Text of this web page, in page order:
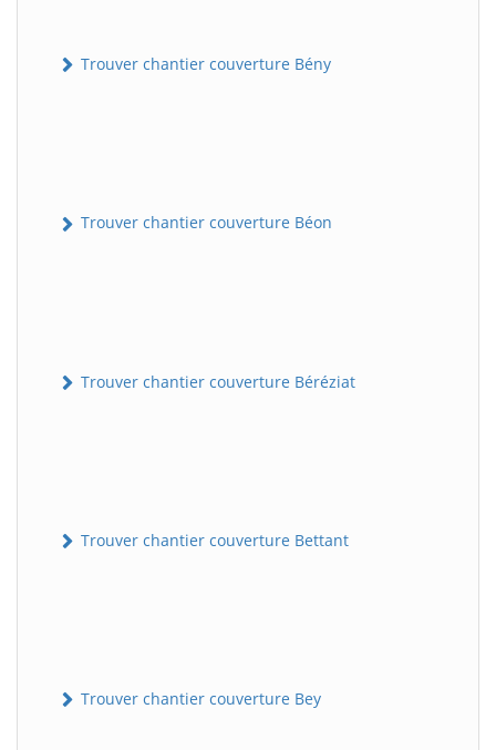
Trouver chantier couverture Bény
Trouver chantier couverture Béon
Trouver chantier couverture Béréziat
Trouver chantier couverture Bettant
Trouver chantier couverture Bey